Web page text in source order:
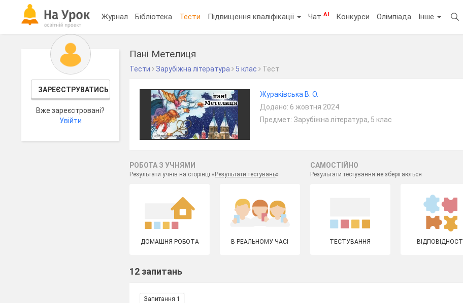
Журнал Бібліотека Тести Підвищення кваліфікації ЧатAI Конкурси Олімпіада Інше
ЗАРЕЄСТРУВАТИСЬ
Вже зареєстровані?
Увійти
Пані Метелиця
Тести Зарубіжна література 5 клас Тест
Жураківська В. О.
Додано: 6 жовтня 2024
Предмет: Зарубіжна література, 5 клас
РОБОТА З УЧНЯМИ
Результати учнів на сторінці « Результати тестувань»
САМОСТІЙНО
Результати тестування не зберігаються
ДОМАШНЯ РОБОТА В РЕАЛЬНОМУ ЧАСІ ТЕСТУВАННЯ ВІДПОВІДНОСТІ
12 запитань
Запитання 1